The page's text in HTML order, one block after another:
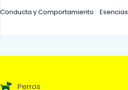
Conducta y Comportamiento Esencias
Perros